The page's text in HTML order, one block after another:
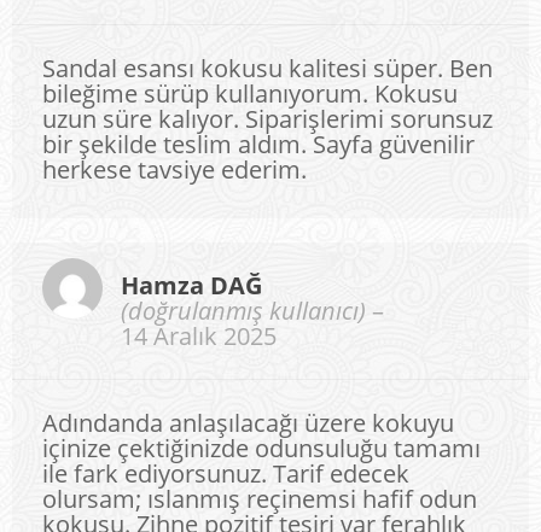
oy aldı
Sandal esansı kokusu kalitesi süper. Ben
bileğime sürüp kullanıyorum. Kokusu
uzun süre kalıyor. Siparişlerimi sorunsuz
bir şekilde teslim aldım. Sayfa güvenilir
herkese tavsiye ederim.
Hamza DAĞ
(doğrulanmış kullanıcı) –
14 Aralık 2025
Adındanda anlaşılacağı üzere kokuyu
içinize çektiğinizde odunsuluğu tamamı
ile fark ediyorsunuz. Tarif edecek
olursam; ıslanmış reçinemsi hafif odun
kokusu. Zihne pozitif tesiri var ferahlık